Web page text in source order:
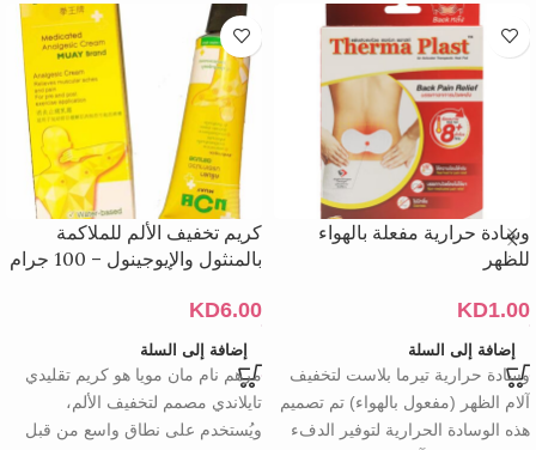
وسادة حرارية مفعلة بالهواء
للظهر
KD1.00
إضافة إلى السلة
وسادة حرارية تيرما بلاست لتخفيف
آلام الظهر (مفعول بالهواء) تم تصميم
هذه الوسادة الحرارية لتوفير الدفء
كريم تخفيف الألم للملاكمة
بالمنثول والإيوجينول – 100 جرام
KD6.00
إضافة إلى السلة
مرهم نام مان مويا هو كريم تقليدي
تايلاندي مصمم لتخفيف الألم،
ويُستخدم على نطاق واسع من قبل